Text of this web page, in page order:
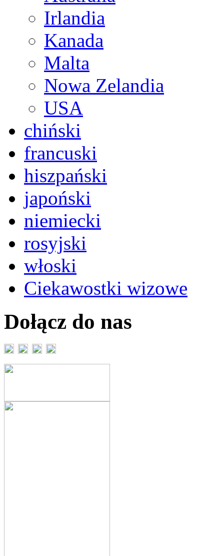
Irlandia
Kanada
Malta
Nowa Zelandia
USA
chiński
francuski
hiszpański
japoński
niemiecki
rosyjski
włoski
Ciekawostki wizowe
Dołącz do nas